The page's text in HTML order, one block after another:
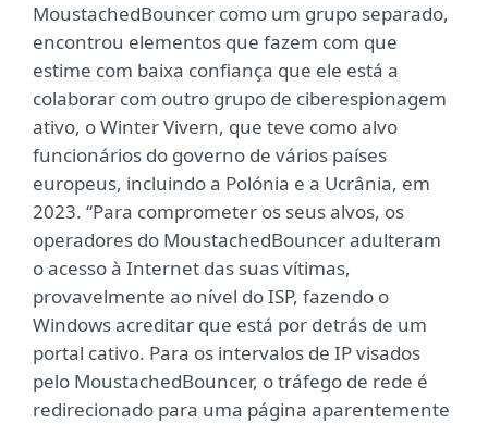
MoustachedBouncer como um grupo separado,
encontrou elementos que fazem com que
estime com baixa confiança que ele está a
colaborar com outro grupo de ciberespionagem
ativo, o Winter Vivern, que teve como alvo
funcionários do governo de vários países
europeus, incluindo a Polónia e a Ucrânia, em
2023. “Para comprometer os seus alvos, os
operadores do MoustachedBouncer adulteram
o acesso à Internet das suas vítimas,
provavelmente ao nível do ISP, fazendo o
Windows acreditar que está por detrás de um
portal cativo. Para os intervalos de IP visados
pelo MoustachedBouncer, o tráfego de rede é
redirecionado para uma página aparentemente